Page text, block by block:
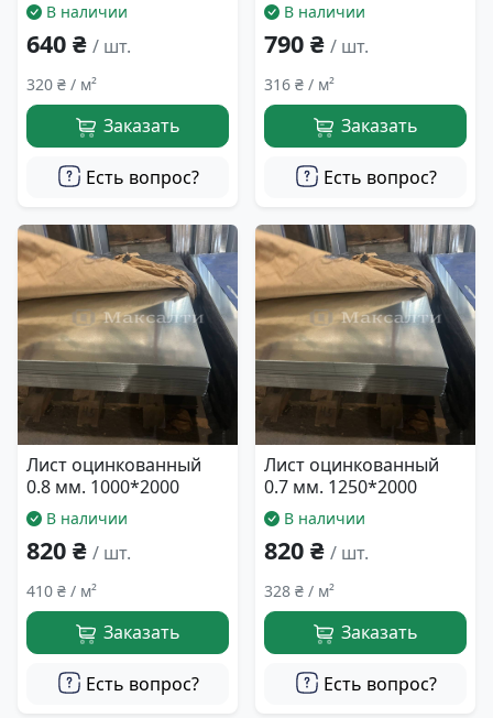
В наличии
640 ₴ / шт.
320 ₴ / м²
Заказать
Есть вопрос?
В наличии
790 ₴ / шт.
316 ₴ / м²
Заказать
Есть вопрос?
Лист оцинкованный
0.8 мм. 1000*2000
В наличии
820 ₴ / шт.
410 ₴ / м²
Заказать
Есть вопрос?
Лист оцинкованный
0.7 мм. 1250*2000
В наличии
820 ₴ / шт.
328 ₴ / м²
Заказать
Есть вопрос?